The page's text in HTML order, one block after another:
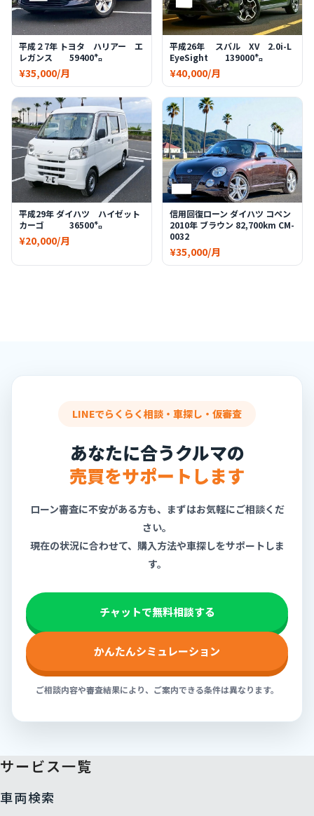
平成２7年 トヨタ ハリアー エ
レガンス 59400㌔
¥35,000/月
平成26年 スバル XV 2.0i-L
EyeSight 139000㌔
¥40,000/月
平成29年 ダイハツ ハイゼット
カーゴ 36500㌔
¥20,000/月
信用回復ローン ダイハツ コペン
2010年 ブラウン 82,700km CM-
0032
¥35,000/月
LINEでらくらく相談・車探し・仮審査
あなたに合うクルマの
売買をサポートします
ローン審査に不安がある方も、まずはお気軽にご相談くだ
さい。
現在の状況に合わせて、購入方法や車探しをサポートしま
す。
チャットで無料相談する
かんたんシミュレーション
ご相談内容や審査結果により、ご案内できる条件は異なります。
サービス一覧
車両検索